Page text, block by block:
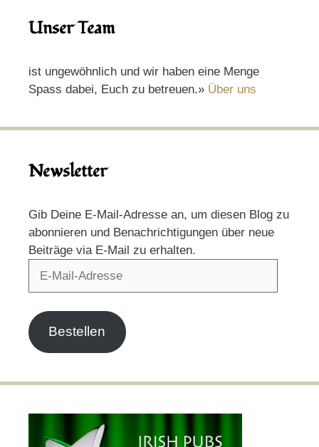
Unser Team
ist ungewöhnlich und wir haben eine Menge
Spass dabei, Euch zu betreuen.» Über uns
Newsletter
Gib Deine E-Mail-Adresse an, um diesen Blog zu
abonnieren und Benachrichtigungen über neue
Beiträge via E-Mail zu erhalten.
Bestellen